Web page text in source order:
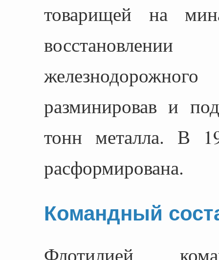
товарищей на
разминировав и
тонн металла. В
расформирована.
Командный
Флотилией